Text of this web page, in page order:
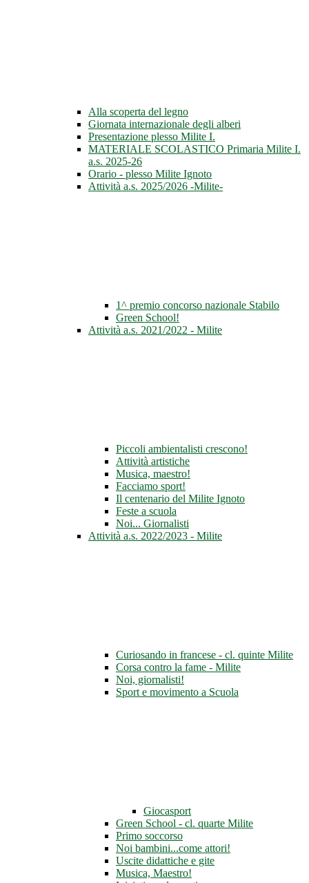
Alla scoperta del legno
Giornata internazionale degli alberi
Presentazione plesso Milite I.
MATERIALE SCOLASTICO Primaria Milite I.
a.s. 2025-26
Orario - plesso Milite Ignoto
Attività a.s. 2025/2026 -Milite-
1^ premio concorso nazionale Stabilo
Green School!
Attività a.s. 2021/2022 - Milite
Piccoli ambientalisti crescono!
Attività artistiche
Musica, maestro!
Facciamo sport!
Il centenario del Milite Ignoto
Feste a scuola
Noi... Giornalisti
Attività a.s. 2022/2023 - Milite
Curiosando in francese - cl. quinte Milite
Corsa contro la fame - Milite
Noi, giornalisti!
Sport e movimento a Scuola
Giocasport
Green School - cl. quarte Milite
Primo soccorso
Noi bambini...come attori!
Uscite didattiche e gite
Musica, Maestro!